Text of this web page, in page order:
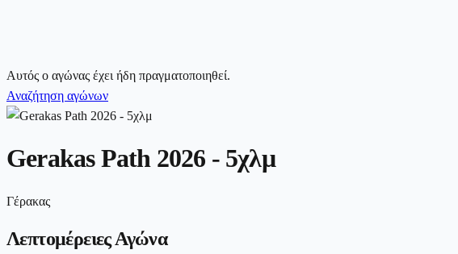
Αυτός ο αγώνας έχει ήδη πραγματοποιηθεί.
Αναζήτηση αγώνων
Gerakas Path 2026 - 5χλμ
Γέρακας
Λεπτομέρειες Αγώνα